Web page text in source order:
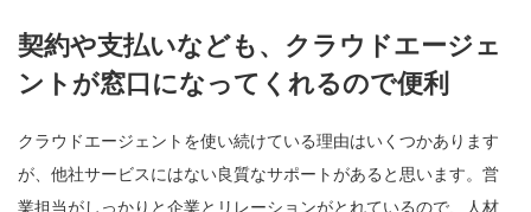
契約や支払いなども、クラウドエージェ
ントが窓口になってくれるので便利
クラウドエージェントを使い続けている理由はいくつかあります
が、他社サービスにはない良質なサポートがあると思います。営
業担当がしっかりと企業とリレーションがとれているので、人材